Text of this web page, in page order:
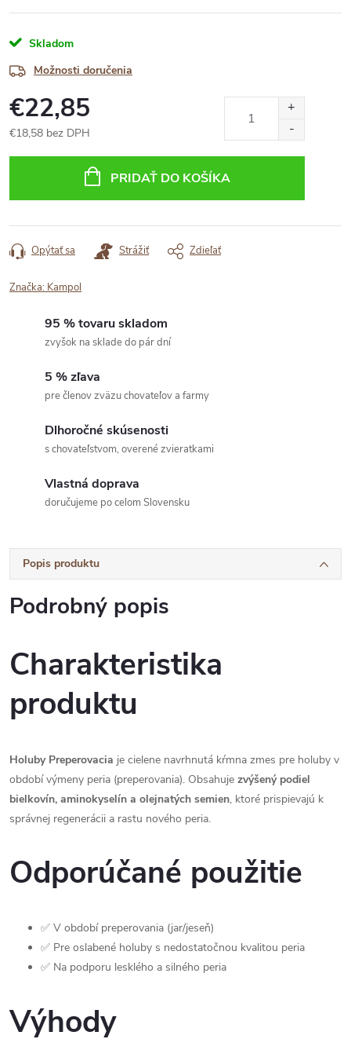
Skladom
Možnosti doručenia
€22,85
€18,58 bez DPH
PRIDAŤ DO KOŠÍKA
Opýtať sa Strážiť Zdieľať
Značka: Kampol
95 % tovaru skladom
zvyšok na sklade do pár dní
5 % zľava
pre členov zväzu chovateľov a farmy
Dlhoročné skúsenosti
s chovateľstvom, overené zvieratkami
Vlastná doprava
doručujeme po celom Slovensku
Popis produktu
Podrobný popis
Charakteristika
produktu
Holuby Preperovacia je cielene navrhnutá kŕmna zmes pre holuby v
období výmeny peria (preperovania). Obsahuje zvýšený podiel
bielkovín, aminokyselín a olejnatých semien, ktoré prispievajú k
správnej regenerácii a rastu nového peria.
Odporúčané použitie
✅ V období preperovania (jar/jeseň)
✅ Pre oslabené holuby s nedostatočnou kvalitou peria
✅ Na podporu lesklého a silného peria
Výhody